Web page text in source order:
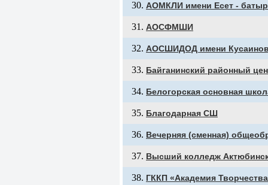
АОМКЛИ имени Есет -
АОСФМШИ
АОСШИДОД имени
Байганинский районный
Белогорская основная
Благодарная СШ
Вечерняя (сменная)
Высший колледж
ГККП «Академия